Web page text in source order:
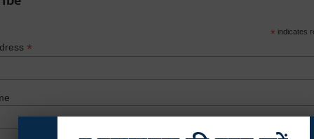
* indicates
*